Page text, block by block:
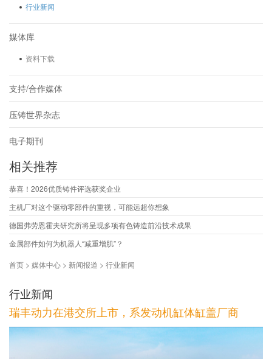
行业新闻
媒体库
资料下载
支持/合作媒体
压铸世界杂志
电子期刊
相关推荐
恭喜！2026优质铸件评选获奖企业
主机厂对这个驱动零部件的重视，可能远超你想象
德国弗劳恩霍夫研究所将呈现多项有色铸造前沿技术成果
金属部件如何为机器人“减重增肌”？
首页 > 媒体中心 > 新闻报道 > 行业新闻
行业新闻
瑞丰动力在港交所上市，系发动机缸体缸盖厂商